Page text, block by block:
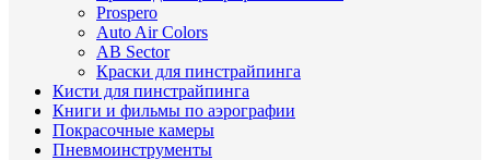
Prospero
Auto Air Colors
AB Sector
Краски для пинстрайпинга
Кисти для пинстрайпинга
Книги и фильмы по аэрографии
Покрасочные камеры
Пневмоинструменты